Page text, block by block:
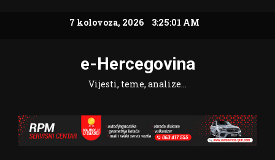
7 kolovoza, 2026 3:25:03 AM
e-Hercegovina
Vijesti, teme, analize…